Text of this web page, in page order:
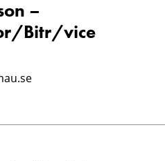
–
Bitr/vice